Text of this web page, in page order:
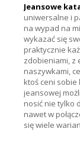
Jeansowe
uniwersalne i
na wypad na
wykazać się
praktycznie
zdobieniami, z
naszywkami,
ktoś ceni
jeansowej
nosić nie tylko
nawet w
się wiele